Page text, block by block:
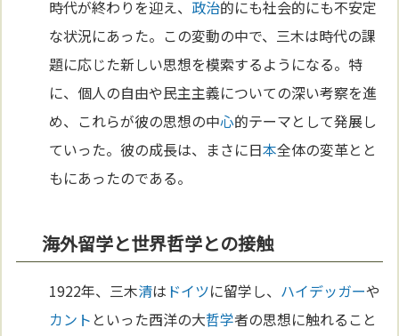
時代が終わりを迎え、 政治的にも社会的にも不安定
な状況にあった。この変動の中で、三木は時代の課
題に応じた新しい思想を模索するようになる。特
に、個人の自由や民主主義についての深い考察を進
め、これらが彼の思想の中心的テーマとして発展し
ていった。彼の成長は、まさに日本全体の変革とと
もにあったのである。
海外留学と世界哲学との接触
1922年、三木清は ドイツに留学し、 ハイデッガーや
カント といった西洋の大哲学者の思想に触れること